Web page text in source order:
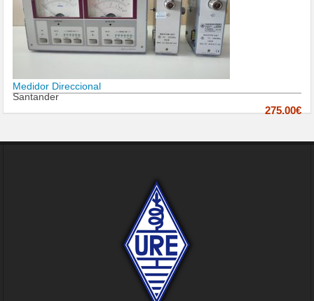
Medidor Direccional
Santander
275.00€